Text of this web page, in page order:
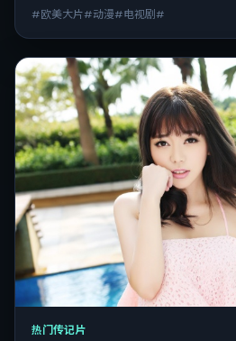
#欧美大片#动漫#电视剧#
热门传记片